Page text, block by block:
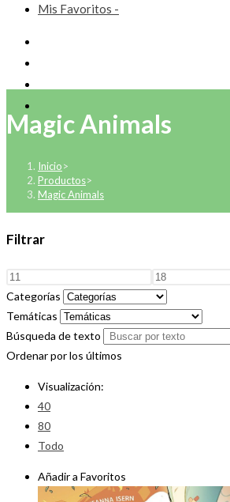
Mis Favoritos -
Magic Animals
Inicio>
Productos>
Magic Animals
Filtrar
Categorías
Temáticas
Búsqueda de texto
Ordenar por los últimos
Visualización:
40
80
Todo
Añadir a Favoritos